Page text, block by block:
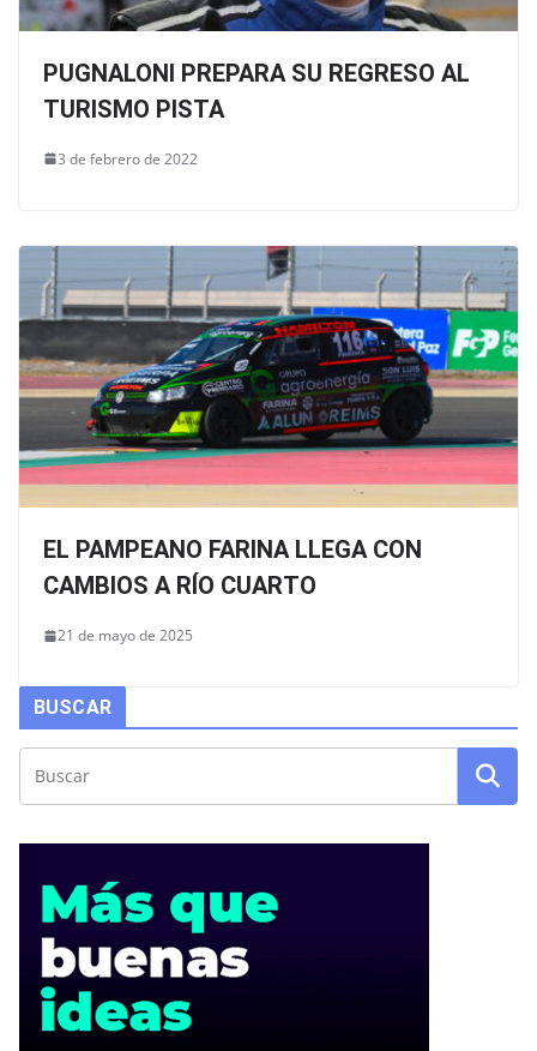
PUGNALONI PREPARA SU REGRESO AL
TURISMO PISTA
3 de febrero de 2022
EL PAMPEANO FARINA LLEGA CON
CAMBIOS A RÍO CUARTO
21 de mayo de 2025
BUSCAR